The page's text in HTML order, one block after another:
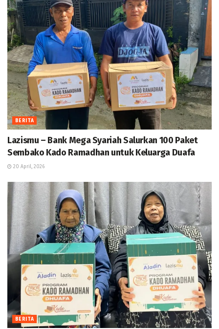
BERITA
Lazismu – Bank Mega Syariah Salurkan 100 Paket
Sembako Kado Ramadhan untuk Keluarga Duafa
20 April, 2026
BERITA